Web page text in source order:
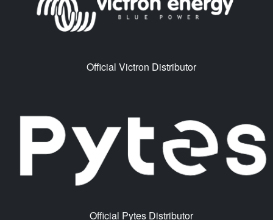
Official Victron Distributor
Official Pytes Distributor